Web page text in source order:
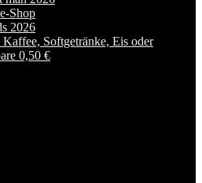
Shop
2026
Softgetränke, Eis oder
0,50 €